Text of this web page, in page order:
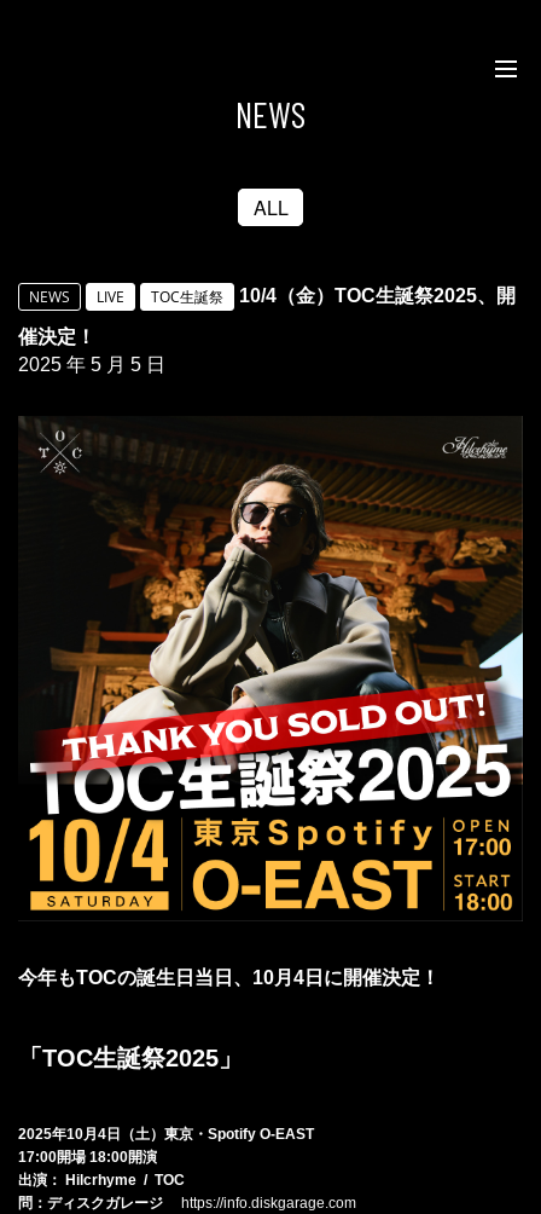
NEWS
ALL
NEWS LIVE TOC生誕祭
10/4（金）TOC生誕祭2025、開
催決定！
2025 年 5 月 5 日
今年もTOCの誕生日当日、10月4日に開催決定！
「TOC生誕祭2025」
2025年10月4日（土）東京・Spotify O-EAST
17:00開場 18:00開演
出演： Hilcrhyme / TOC
問：ディスクガレージ
https://info.diskgarage.com